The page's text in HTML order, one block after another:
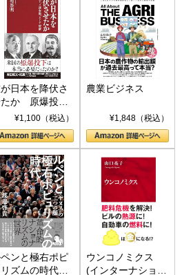
日本を降伏さ
たか 原爆投
、ソ連参戦、そ
聖断 (PHP新
¥1,100（税込）
農業ビジネス
¥1,848（税込）
ンと極右ポピ
リズムの時代：
ウンコノミクス
(インターナショナ